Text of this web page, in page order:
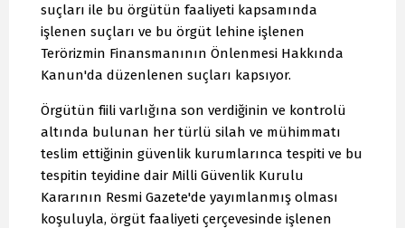
suçları ile bu örgütün faaliyeti kapsamında
işlenen suçları ve bu örgüt lehine işlenen
Terörizmin Finansmanının Önlenmesi Hakkında
Kanun'da düzenlenen suçları kapsıyor.
Örgütün fiili varlığına son verdiğinin ve kontrolü
altında bulunan her türlü silah ve mühimmatı
teslim ettiğinin güvenlik kurumlarınca tespiti ve bu
tespitin teyidine dair Milli Güvenlik Kurulu
Kararının Resmi Gazete'de yayımlanmış olması
koşuluyla, örgüt faaliyeti çerçevesinde işlenen